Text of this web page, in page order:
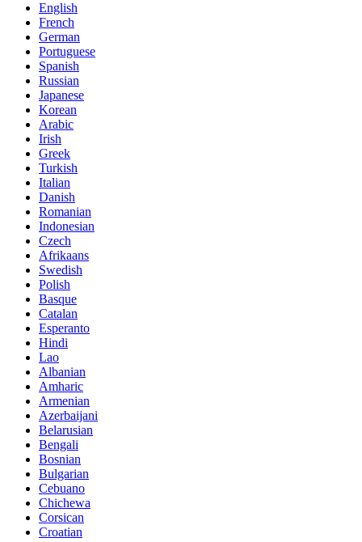
English
French
German
Portuguese
Spanish
Russian
Japanese
Korean
Arabic
Irish
Greek
Turkish
Italian
Danish
Romanian
Indonesian
Czech
Afrikaans
Swedish
Polish
Basque
Catalan
Esperanto
Hindi
Lao
Albanian
Amharic
Armenian
Azerbaijani
Belarusian
Bengali
Bosnian
Bulgarian
Cebuano
Chichewa
Corsican
Croatian